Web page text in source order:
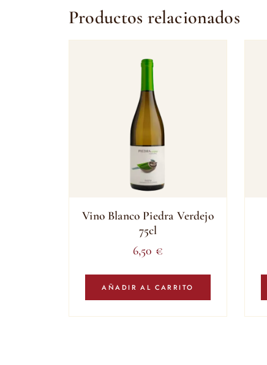
Productos relacionados
Vino Blanco Piedra Verdejo
75cl
6,50 €
AÑADIR AL CARRITO